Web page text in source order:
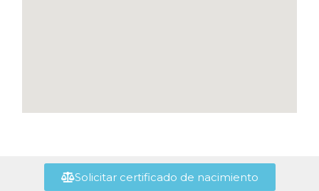
Solicitar certificado de nacimiento